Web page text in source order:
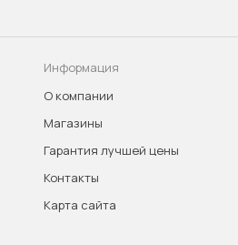
Информация
О компании
Магазины
Гарантия лучшей цены
Контакты
Карта сайта